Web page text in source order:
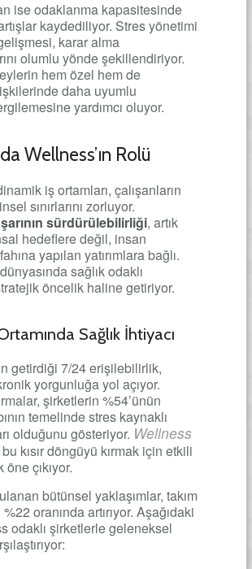
ise odaklanma kapasitesinde
kaydediliyor. Stres yönetimi
karar alma
olumlu yönde şekillendiriyor.
hem özel hem de
daha uyumlu
yardımcı oluyor.
Wellness’ın Rolü
iş ortamları, çalışanların
sınırlarını zorluyor.
sürdürülebilirliği, artık
hedeflere değil, insan
yapılan yatırımlara bağlı.
sağlık odaklı
öncelik haline getiriyor.
Sağlık İhtiyacı
getirdiği 7/24 erişilebilirlik,
yorgunluğa yol açıyor.
şirketlerin %54’ünün
temelinde stres kaynaklı
olduğunu gösteriyor. Wellness
kısır döngüyü kırmak için etkili
çıkıyor.
bütünsel yaklaşımlar, takım
%22 oranında artırıyor. Aşağıdaki
odaklı şirketlerle geleneksel